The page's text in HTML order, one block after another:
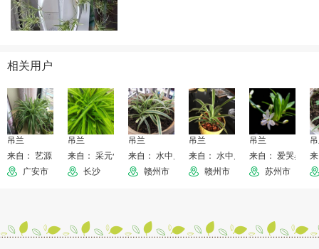
相关用户
吊兰
来自： 艺源
广安市
吊兰
来自： 采元气少女✨
长沙
吊兰
来自： 水中月
赣州市
吊兰
来自： 水中月
赣州市
吊兰
来自： 爱哭鼻子
苏州市